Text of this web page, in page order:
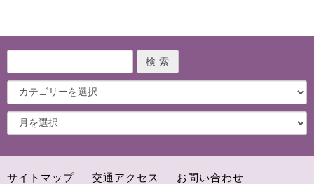
サイトマップ 交通アクセス
お問い合わせ